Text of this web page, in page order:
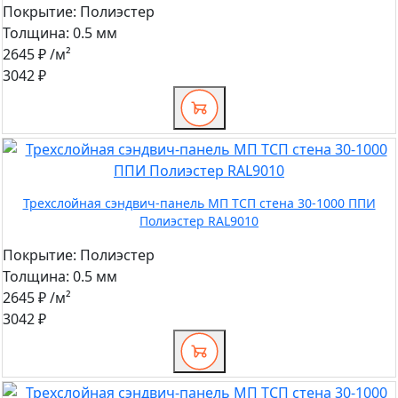
Покрытие: Полиэстер
Толщина: 0.5 мм
2645 ₽/м²
3042 ₽
Трехслойная сэндвич-панель МП ТСП стена 30-1000 ППИ
Полиэстер RAL9010
Покрытие: Полиэстер
Толщина: 0.5 мм
2645 ₽/м²
3042 ₽